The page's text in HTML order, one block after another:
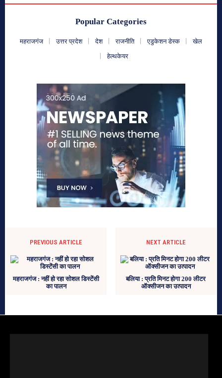
Popular Categories
महराजगंज उत्तर प्रदेश देश राजनीति एडुकेशन डेस्क
खेल
हेल्थकेयर
PREVIOUS ARTICLE
महराजगंज : नहीं हो रहा सोशल डिस्टेंसी
का पालन
NEXT ARTICLE
बलिया : प्रति मिनट होगा 200 लीटर
ऑक्सीजन का उत्पादन